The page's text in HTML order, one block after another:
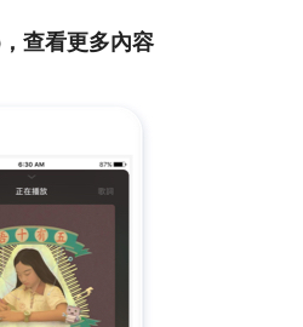
查看更多內容